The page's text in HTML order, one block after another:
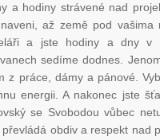
a hodiny strávené nad
až země pod
a jste hodiny a dny v
sedíme dodnes.
z práce, dámy a pánové.
energii. A nakonec jste
se Svobodou vůbec
převládá obdiv a respekt nad